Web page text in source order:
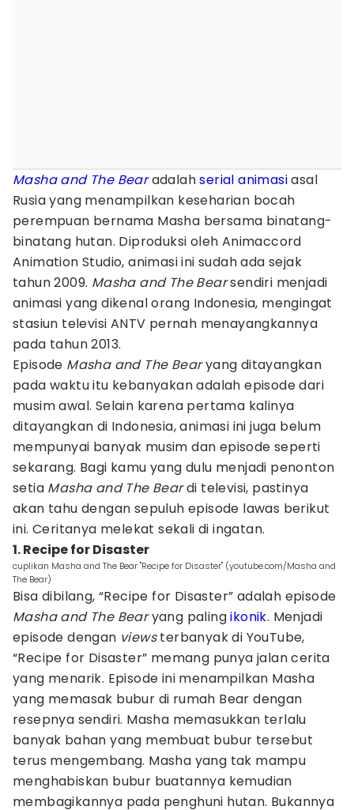
Masha and The Bearadalahserial animasiasal
Rusia yang menampilkan keseharian bocah
perempuan bernama Masha bersama binatang-
binatang hutan. Diproduksi oleh Animaccord
Animation Studio, animasi ini sudah ada sejak
tahun 2009. Masha and The Bearsendiri menjadi
animasi yang dikenal orang Indonesia, mengingat
stasiun televisi ANTV pernah menayangkannya
pada tahun 2013.
Episode Masha and The Bearyang ditayangkan
pada waktu itu kebanyakan adalah episode dari
musim awal. Selain karena pertama kalinya
ditayangkan di Indonesia, animasi ini juga belum
mempunyai banyak musim dan episode seperti
sekarang. Bagi kamu yang dulu menjadi penonton
setia Masha and The Beardi televisi, pastinya
akan tahu dengan sepuluh episode lawas berikut
ini. Ceritanya melekat sekali di ingatan.
1. Recipe for Disaster
cuplikan Masha and The Bear "Recipe for Disaster" (youtube.com/Masha and
The Bear)
Bisa dibilang, “Recipe for Disaster” adalah episode
Masha and The Bearyang palingikonik. Menjadi
episode dengan viewsterbanyak di YouTube,
“Recipe for Disaster” memang punya jalan cerita
yang menarik. Episode ini menampilkan Masha
yang memasak bubur di rumah Bear dengan
resepnya sendiri. Masha memasukkan terlalu
banyak bahan yang membuat bubur tersebut
terus mengembang. Masha yang tak mampu
menghabiskan bubur buatannya kemudian
membagikannya pada penghuni hutan. Bukannya